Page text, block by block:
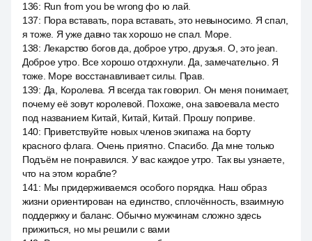
136: Run from you be wrong фо ю лай.
137: Пора вставать, пора вставать, это невыносимо. Я спал,
я тоже. Я уже давно так хорошо не спал. Море.
138: Лекарство богов да, доброе утро, друзья. О, это jean.
Доброе утро. Все хорошо отдохнули. Да, замечательно. Я
тоже. Море восстанавливает силы. Прав.
139: Да, Королева. Я всегда так говорил. Он меня понимает,
почему её зовут королевой. Похоже, она завоевала место
под названием Китай, Китай, Китай. Прошу поприве.
140: Приветствуйте новых членов экипажа на борту
красного флага. Очень приятно. Спасибо. Да мне только
Подъём не понравился. У вас каждое утро. Так вы узнаете,
что на этом корабле?
141 : Мы придерживаемся особого порядка. Наш образ
жизни ориентирован на единство, сплочённость, взаимную
поддержку и баланс. Обычно мужчинам сложно здесь
прижиться, но мы решили с вами